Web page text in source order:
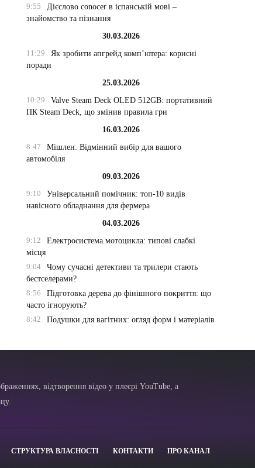
9:55
Дієслово conocer в іспанській мові –
знайомство та пізнання
30.03.2026
11:29
Як зробити апгрейд комп’ютера: корисні
поради
25.03.2026
10:29
Valve Steam Deck OLED 512GB: портативний
ПК Steam Deck, що змінив правила гри
16.03.2026
8:47
Мішлен: Відмінний вибір для вашого
автомобіля
09.03.2026
9:10
Універсальний помічник: топ-10 видів
навісного обладнання для фермера
04.03.2026
9:12
Електросистема мотоцикла: типові слабкі
місця
9:04
Чому сучасні детективи та трилери стають
бестселерами?
8:56
Підготовка дерева до фінішного покриття: що
часто ігнорують?
8:42
Подушки для вагітних: огляд форм і матеріалів
відтворення відео у плеєрі YouTube, а
СТРУКТУРА ВЛАСНОСТІ КОНТАКТИ ПРО КАНАЛ